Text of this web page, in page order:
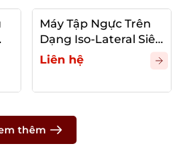
Máy Tập Ngực Trên
Dạng Iso-Lateral Siêu
Nghiêng, Model:
XVD002
Liên hệ
thêm